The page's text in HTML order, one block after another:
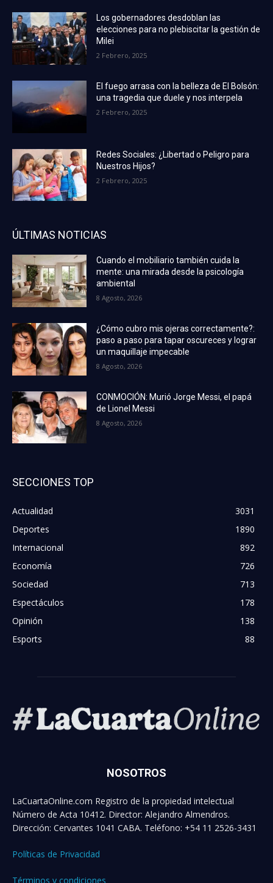
Los gobernadores desdoblan las
elecciones para no plebiscitar la gestión de
Milei
2 Febrero, 2025
El fuego arrasa con la belleza de El Bolsón:
una tragedia que duele y nos interpela
2 Febrero, 2025
Redes Sociales: ¿Libertad o Peligro para
Nuestros Hijos?
2 Febrero, 2025
ÚLTIMAS NOTICIAS
Cuando el mobiliario también cuida la
mente: una mirada desde la psicología
ambiental
8 Agosto, 2026
¿Cómo cubro mis ojeras correctamente?:
paso a paso para tapar oscureces y lograr
un maquillaje impecable
8 Agosto, 2026
CONMOCIÓN: Murió Jorge Messi, el papá
de Lionel Messi
8 Agosto, 2026
SECCIONES TOP
Actualidad
3031
Deportes
1890
Internacional
892
Economía
726
Sociedad
713
Espectáculos
178
Opinión
138
Esports
88
NOSOTROS
LaCuartaOnline.com Registro de la propiedad intelectual
Número de Acta 10412. Director: Alejandro Almendros.
Dirección: Cervantes 1041 CABA. Teléfono: +54 11 2526-3431
Políticas de Privacidad
Términos y condiciones